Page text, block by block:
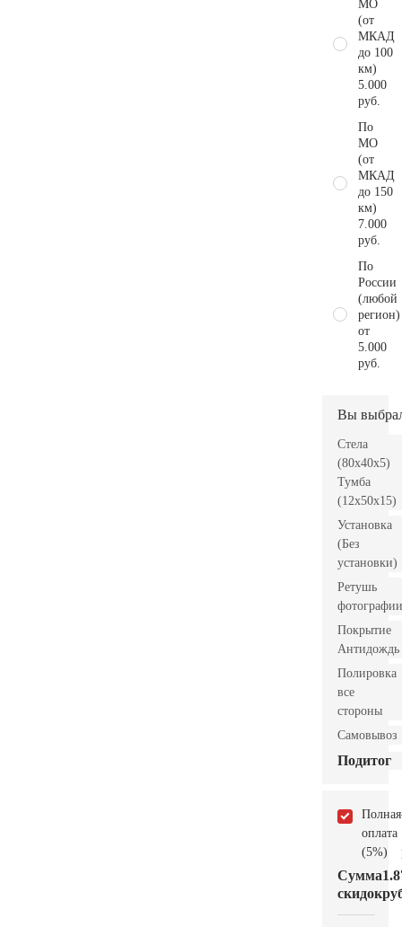
МО
(от
МКАД
до 100
км)
5.000
руб.
По
МО
(от
МКАД
до 150
км)
7.000
руб.
По
России
(любой
регион)
от
5.000
руб.
Вы
Стела
(80x40x5)
Тумба
(12x50x15)
Установка
(Без
установки)
Ретушь
фотографии
Покрытие
Антидождь
Полировка
все
стороны
Самовывоз
Подитог
Полная
оплата
(5%)
Сумма
скидок